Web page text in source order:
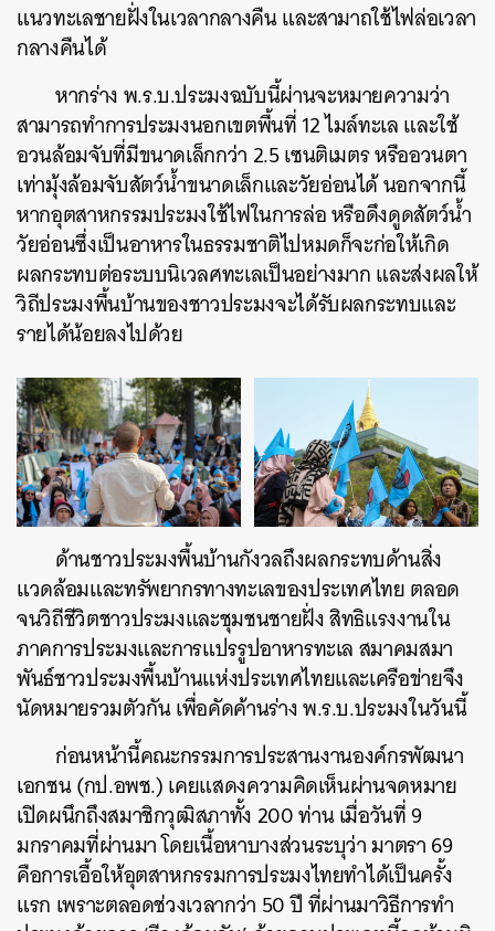
แนวทะเลชายฝั่งในเวลากลางคืน และสามาถใช้ไฟล่อเวลา
กลางคืนได้
หากร่าง พ.ร.บ.ประมงฉบับนี้ผ่านจะหมายความว่า
สามารถทำการประมงนอกเขตพื้นที่ 12 ไมล์ทะเล และใช้
อวนล้อมจับที่มีขนาดเล็กกว่า 2.5 เซนติเมตร หรืออวนตา
เท่ามุ้งล้อมจับสัตว์น้ำขนาดเล็กและวัยอ่อนได้ นอกจากนี้
หากอุตสาหกรรมประมงใช้ไฟในการล่อ หรือดึงดูดสัตว์น้ำ
วัยอ่อนซึ่งเป็นอาหารในธรรมชาติไปหมดก็จะก่อให้เกิด
ผลกระทบต่อระบบนิเวลศทะเลเป็นอย่างมาก และส่งผลให้
วิถีประมงพื้นบ้านของชาวประมงจะได้รับผลกระทบและ
รายได้น้อยลงไปด้วย
ด้านชาวประมงพื้นบ้านกังวลถึงผลกระทบด้านสิ่ง
แวดล้อมและทรัพยากรทางทะเลของประเทศไทย ตลอด
จนวิถีชีวิตชาวประมงและชุมชนชายฝั่ง สิทธิแรงงานใน
ภาคการประมงและการแปรรูปอาหารทะเล สมาคมสมา
พันธ์ชาวประมงพื้นบ้านแห่งประเทศไทยและเครือข่ายจึง
นัดหมายรวมตัวกัน เพื่อคัดค้านร่าง พ.ร.บ.ประมงในวันนี้
ก่อนหน้านี้คณะกรรมการประสานงานองค์กรพัฒนา
เอกชน (กป.อพช.) เคยแสดงความคิดเห็นผ่านจดหมาย
เปิดผนึกถึงสมาชิกวุฒิสภาทั้ง 200 ท่าน เมื่อวันที่ 9
มกราคมที่ผ่านมา โดยเนื้อหาบางส่วนระบุว่า มาตรา 69
คือการเอื้อให้อุตสาหกรรมการประมงไทยทำได้เป็นครั้ง
แรก เพราะตลอดช่วงเวลากว่า 50 ปี ที่ผ่านมาวิธีการทำ